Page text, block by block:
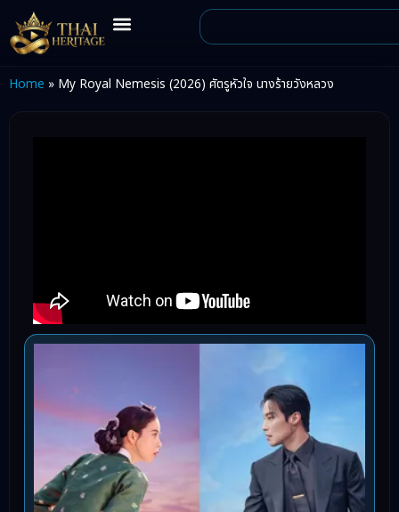
Home » My Royal Nemesis (2026) ศัตรูหัวใจ นางร้ายวังหลวง